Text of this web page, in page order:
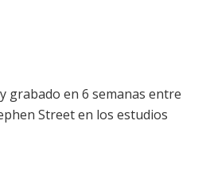
grabado en 6 semanas entre
Street en los estudios